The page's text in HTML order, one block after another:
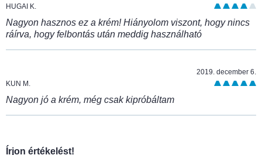
HUGAI K.
Nagyon hasznos ez a krém! Hiányolom viszont, hogy nincs
ráírva, hogy felbontás után meddig használható
KUN M.
2019. december 6.
Nagyon jó a krém, még csak kipróbáltam
Írjon értékelést!